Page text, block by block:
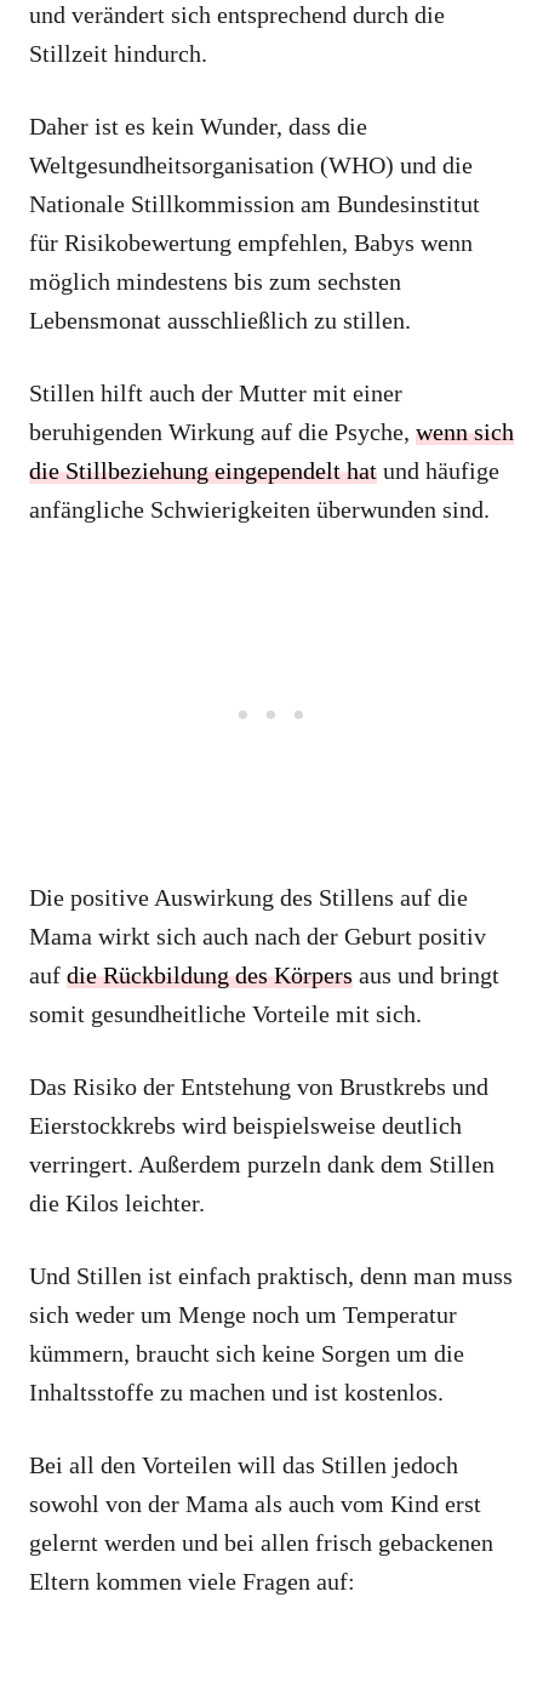
und verändert sich entsprechend durch die
Stillzeit hindurch.
Daher ist es kein Wunder, dass die
Weltgesundheitsorganisation (WHO) und die
Nationale Stillkommission am Bundesinstitut
für Risikobewertung empfehlen, Babys wenn
möglich mindestens bis zum sechsten
Lebensmonat ausschließlich zu stillen.
Stillen hilft auch der Mutter mit einer
beruhigenden Wirkung auf die Psyche, wenn sich
die Stillbeziehung eingependelt hat und häufige
anfängliche Schwierigkeiten überwunden sind.
Die positive Auswirkung des Stillens auf die
Mama wirkt sich auch nach der Geburt positiv
auf die Rückbildung des Körpers aus und bringt
somit gesundheitliche Vorteile mit sich.
Das Risiko der Entstehung von Brustkrebs und
Eierstockkrebs wird beispielsweise deutlich
verringert. Außerdem purzeln dank dem Stillen
die Kilos leichter.
Und Stillen ist einfach praktisch, denn man muss
sich weder um Menge noch um Temperatur
kümmern, braucht sich keine Sorgen um die
Inhaltsstoffe zu machen und ist kostenlos.
Bei all den Vorteilen will das Stillen jedoch
sowohl von der Mama als auch vom Kind erst
gelernt werden und bei allen frisch gebackenen
Eltern kommen viele Fragen auf: